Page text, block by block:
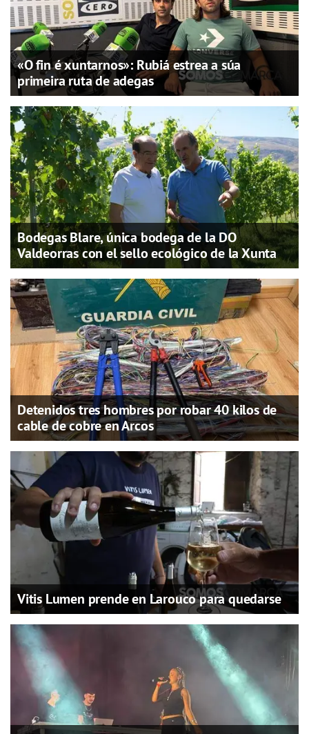
«O fin é xuntarnos»: Rubiá estrea a súa
primeira ruta de adegas
Bodegas Blare, única bodega de la DO
Valdeorras con el sello ecológico de la Xunta
Detenidos tres hombres por robar 40 kilos de
cable de cobre en Arcos
Vitis Lumen prende en Larouco para quedarse